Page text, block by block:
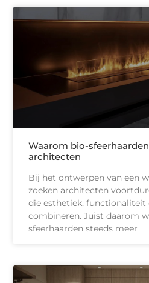
Waarom bio-
architecten
Bij het ontwerpen van een
zoeken architecten
die esthetiek, functionaliteit
combineren. Juist daarom
sfeerhaarden steeds meer